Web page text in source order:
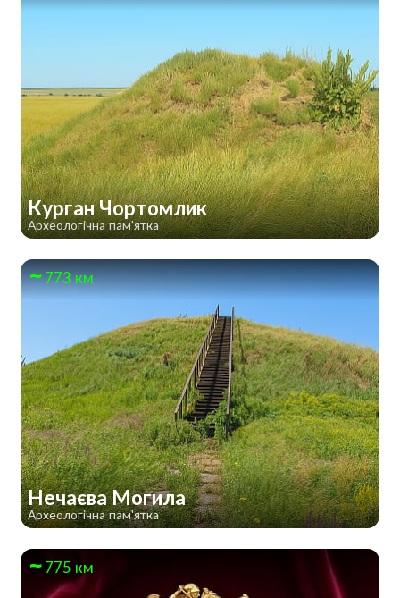
Курган Чортомлик
Археологічна пам'ятка
773 км
Нечаєва Могила
Археологічна пам'ятка
775 км